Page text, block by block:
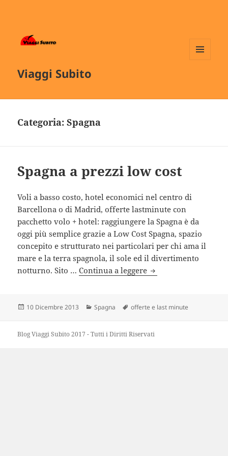
Viaggi Subito
Categoria:Spagna
Spagna a prezzi low cost
Voli a basso costo, hotel economici nel centro di
Barcellona o di Madrid, offerte lastminute con
pacchetto volo + hotel: raggiungere la Spagna è da
oggi più semplice grazie a Low Cost Spagna, spazio
concepito e strutturato nei particolari per chi ama il
mare e la terra spagnola, il sole ed il divertimento
notturno. Sito …Continua a leggere Spagna a prezzi low
Scritto
10 Dicembre 2013 Categorie
Spagna Tag
offerte e last minute
Blog Viaggi Subito 2017 - Tutti i Diritti Riservati